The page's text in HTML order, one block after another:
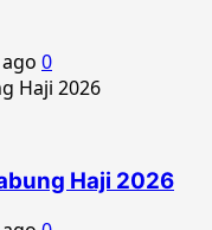
0
Haji 2026